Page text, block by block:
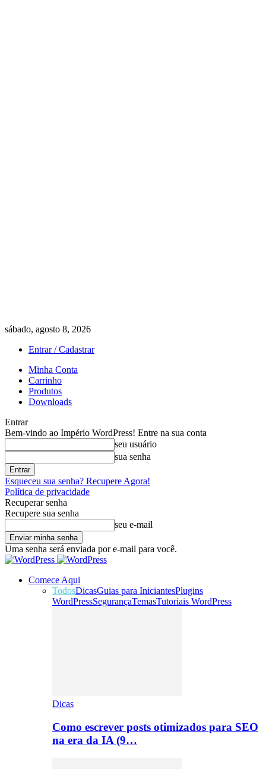
sábado, agosto 8, 2026
Entrar / Cadastrar
Minha Conta
Carrinho
Produtos
Downloads
Entrar
Bem-vindo ao Império WordPress! Entre na sua conta
seu usuário
sua senha
Esqueceu sua senha? Recupere Agora!
Política de privacidade
Recuperar senha
Recupere sua senha
seu e-mail
Uma senha será enviada por e-mail para você.
Comece Aqui
TodosDicasGuias para IniciantesPlugins
WordPressSegurançaTemasTutoriais WordPress
Dicas
Como escrever posts otimizados para SEO
na era da IA (9…